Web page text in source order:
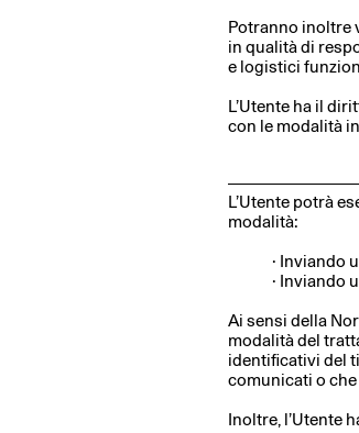
Potranno inoltre
in qualità di
e logistici
L’Utente ha il
con le modalità
L’Utente potrà
modalità:
· Inviando
· Inviando
Ai sensi della
modalità del
identificativi del
comunicati o
Inoltre, l’Utente